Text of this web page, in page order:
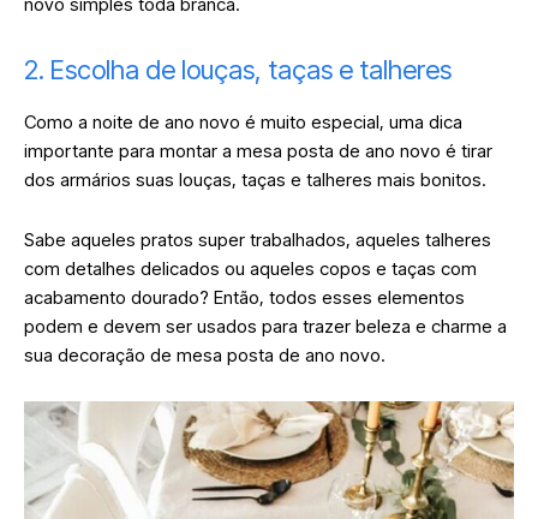
2. Escolha de louças, taças e talheres
Como a noite de ano novo é muito especial, uma dica
importante para montar a mesa posta de ano novo é tirar
dos armários suas louças, taças e talheres mais bonitos.
Sabe aqueles pratos super trabalhados, aqueles talheres
com detalhes delicados ou aqueles copos e taças com
acabamento dourado? Então, todos esses elementos
podem e devem ser usados para trazer beleza e charme a
sua decoração de mesa posta de ano novo.